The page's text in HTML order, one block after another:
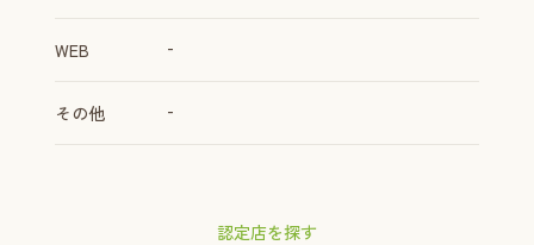
認定店を探す
WEB -
その他 -